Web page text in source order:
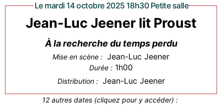
Le mardi 14 octobre 2025 18h30 Petite salle
Jean-Luc Jeener lit Proust
À la recherche du temps perdu
Mise en scène : Jean-Luc Jeener
Durée : 1h00
Distribution : Jean-Luc Jeener
12 autres dates (cliquez pour y accéder) :